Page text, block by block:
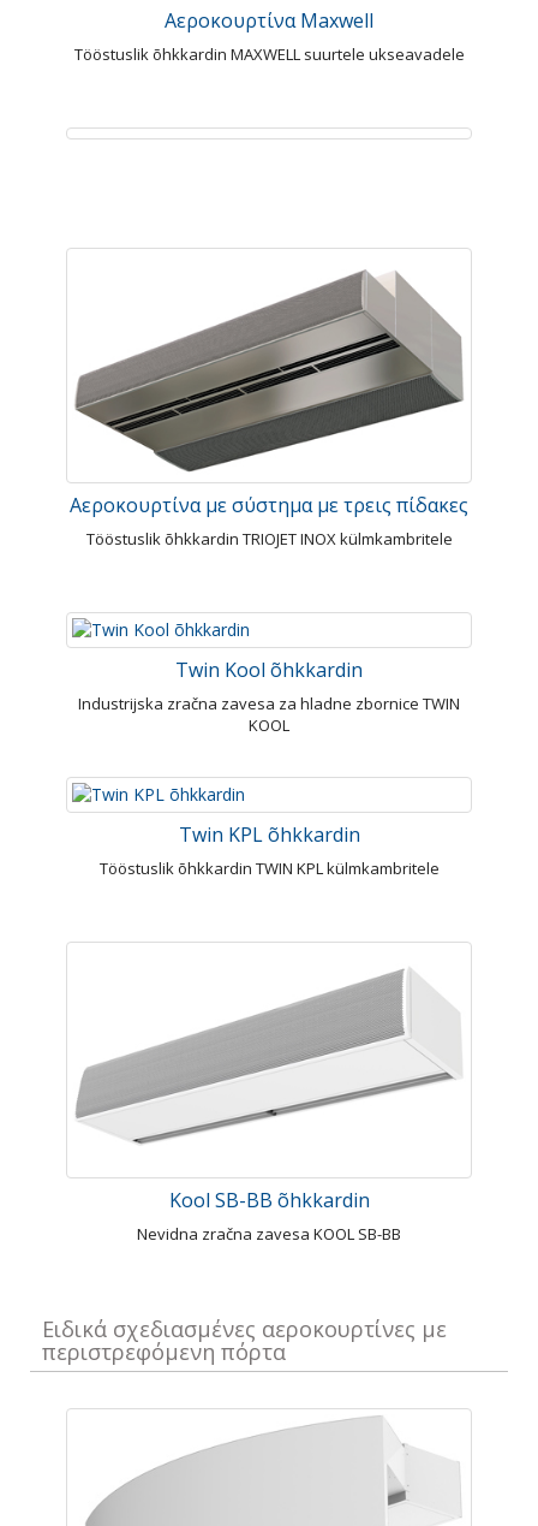
Αεροκουρτίνα Maxwell
Tööstuslik õhkkardin MAXWELL suurtele ukseavadele
Αεροκουρτίνα με σύστημα με τρεις πίδακες
Tööstuslik õhkkardin TRIOJET INOX külmkambritele
Twin Kool õhkkardin
Industrijska zračna zavesa za hladne zbornice TWIN
KOOL
Twin KPL õhkkardin
Tööstuslik õhkkardin TWIN KPL külmkambritele
Kool SB-BB õhkkardin
Nevidna zračna zavesa KOOL SB-BB
Ειδικά σχεδιασμένες αεροκουρτίνες με
περιστρεφόμενη πόρτα